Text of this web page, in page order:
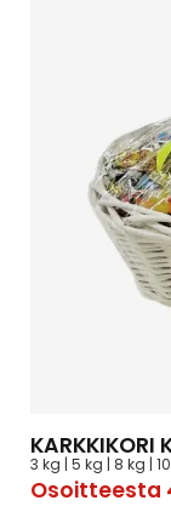
KARKKIKORI
3 kg | 5 kg | 8 kg |
Osoitteesta